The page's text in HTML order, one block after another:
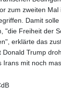
ISK
JEP
JMD
JOD
JPY
zum zweiten
Damit
"die Freiheit der
erklärte das
Donald Trump
mit noch